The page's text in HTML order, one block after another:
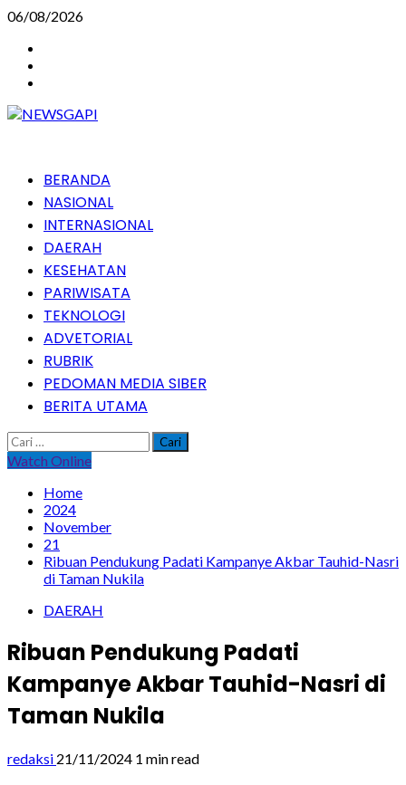
Skip
content
06/08/2026
PrimaryBERANDA
NASIONAL
INTERNASIONAL
DAERAH
KESEHATAN
PARIWISATA
TEKNOLOGI
ADVETORIAL
RUBRIK
PEDOMAN MEDIA SIBER
BERITA UTAMA
Cari
untuk:
Watch Online
Home
2024
November
21
Ribuan Pendukung Padati Kampanye Akbar Tauhid-Nasri
di Taman Nukila
DAERAH
Ribuan Pendukung Padati
Kampanye Akbar Tauhid-Nasri di
Taman Nukila
redaksi 21/11/2024 1 min read